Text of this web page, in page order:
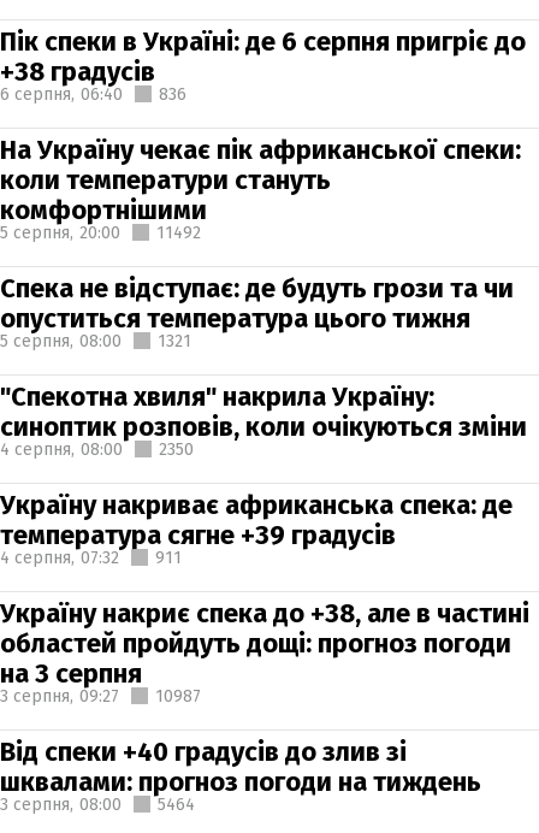
Пік спеки в Україні: де 6 серпня пригріє до
+38 градусів
6 серпня, 06:40 836
На Україну чекає пік африканської спеки:
коли температури стануть
комфортнішими
5 серпня, 20:00 11492
Спека не відступає: де будуть грози та чи
опуститься температура цього тижня
5 серпня, 08:00 1321
"Спекотна хвиля" накрила Україну:
синоптик розповів, коли очікуються зміни
4 серпня, 08:00 2350
Україну накриває африканська спека: де
температура сягне +39 градусів
4 серпня, 07:32 911
Україну накриє спека до +38, але в частині
областей пройдуть дощі: прогноз погоди
на 3 серпня
3 серпня, 09:27 10987
Від спеки +40 градусів до злив зі
шквалами: прогноз погоди на тиждень
3 серпня, 08:00 5464